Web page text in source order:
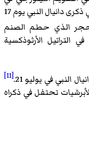
دانيال النبي يوم 17
الذي حطم الصنم
في التراتيل الأرثوذكسية
النبي في يوليو 21. [11]
تحتفل في ذكراه